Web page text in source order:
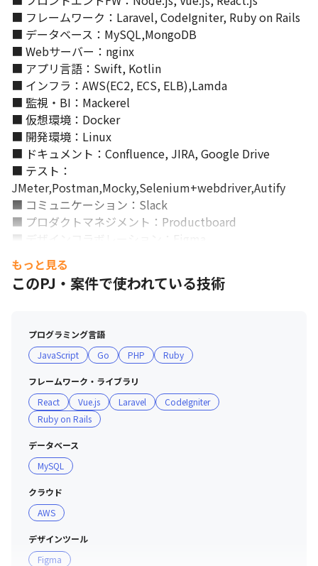
■ フレームワーク：Laravel, CodeIgniter, Ruby on Rails
■ データベース：MySQL,MongoDB
■ Webサーバー：nginx
■ アプリ言語：Swift, Kotlin
■ インフラ：AWS(EC2, ECS, ELB),Lamda
■ 監視・BI：Mackerel
■ 仮想環境：Docker
■ 開発環境：Linux
■ ドキュメント：Confluence, JIRA, Google Drive
■ テスト：
JMeter,Postman,Mocky,Selenium+webdriver,‎Autify
■ コミュニケーション：Slack
■ プロダクトマネジメント：Productboard
■ デザインコラボレーション：Figma
もっと見る
このPJ・案件で使われている技術
プログラミング言語
JavaScript
Go PHP Ruby
フレームワーク・ライブラリ
React
Vue.js Laravel
CodeIgniter
Ruby on Rails
データベース
MySQL
クラウド
AWS
デザインツール
Figma